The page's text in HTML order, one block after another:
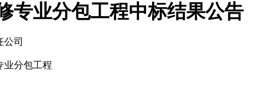
专业分包工程中标结果公告
公司
业分包工程